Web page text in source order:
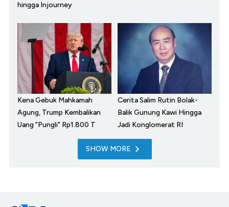
hingga Injourney
Kena Gebuk Mahkamah
Agung, Trump Kembalikan
Uang "Pungli" Rp1.800 T
Cerita Salim Rutin Bolak-
Balik Gunung Kawi Hingga
Jadi Konglomerat RI
SHOW MORE